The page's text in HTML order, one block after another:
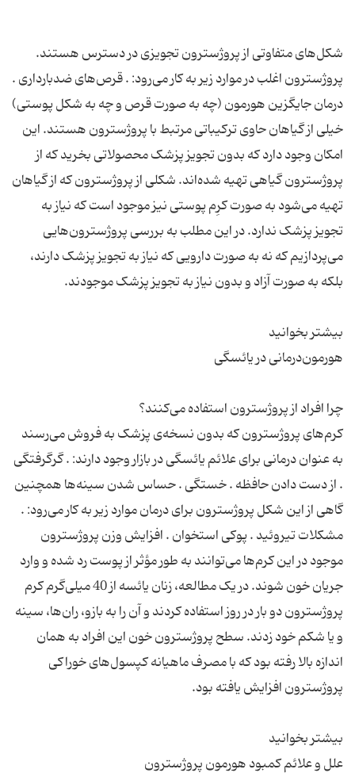
شکل‌های متفاوتی از پروژسترون تجویزی در دسترس هستند.
پروژسترون اغلب در موارد زیر به کار می‌رود: . قرص‌های ضدبارداری .
درمان جایگزین هورمون (چه به صورت قرص و چه به شکل پوستی)
خیلی از گیاهان حاوی ترکیباتی مرتبط با پروژسترون هستند. این
امکان وجود دارد که بدون تجویز پزشک محصولاتی بخرید که از
پروژسترون گیاهی تهیه شده‌اند. شکلی از پروژسترون که از گیاهان
تهیه می‌شود به صورت کرِم پوستی نیز موجود است که نیاز به
تجویز پزشک ندارد. در این مطلب به بررسی پروژسترون‌هایی
می‌پردازیم که نه به صورت دارویی که نیاز به تجویز پزشک دارند،
کرم‌های پروژسترون که بدون نسخه‌ی پزشک به فروش می‌رسند
به عنوان درمانی برای علائم یائسگی در بازار وجود دارند: . گرگرفتگی
. از دست دادن حافظه . خستگی . حساس شدن سینه‌ها همچنین
گاهی از این شکل پروژسترون برای درمان موارد زیر به کار می‌رود: .
مشکلات تیروئید . پوکی استخوان . افزایش وزن پروژسترون
موجود در این کرم‌ها می‌توانند به طور مؤثر از پوست رد شده و وارد
جریان خون شوند. در یک مطالعه، زنان یائسه از 40 میلی‌گرم کرم
پروژسترون دو بار در روز استفاده کردند و آن را به بازو، ران‌ها، سینه
و یا شکم خود زدند. سطح پروژسترون خون این افراد به همان
اندازه بالا رفته بود که با مصرف ماهیانه کپسول‌های خوراکی